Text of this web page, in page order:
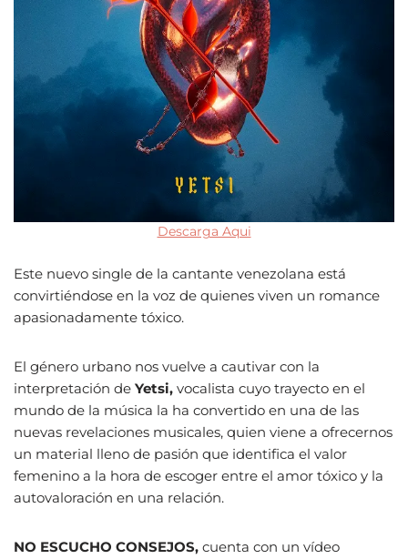
Descarga Aqui
Este nuevo single de la cantante venezolana está
convirtiéndose en la voz de quienes viven un romance
apasionadamente tóxico.
El género urbano nos vuelve a cautivar con la
interpretación de Yetsi, vocalista cuyo trayecto en el
mundo de la música la ha convertido en una de las
nuevas revelaciones musicales, quien viene a ofrecernos
un material lleno de pasión que identifica el valor
femenino a la hora de escoger entre el amor tóxico y la
autovaloración en una relación.
NO ESCUCHO CONSEJOS, cuenta con un vídeo